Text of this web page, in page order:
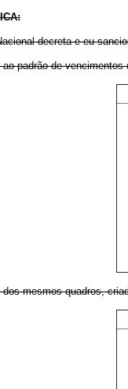
decreta e eu
padrão de
mesmos quadros,